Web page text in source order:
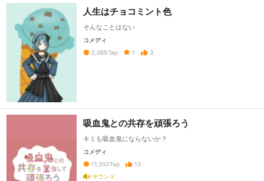
人生はチョコミント色
そんなことはない
コメディ
2,069Tap 1 3
吸血鬼との共存を頑張ろう
キミも吸血鬼にならないか？
コメディ
11,010Tap
13
サウンド